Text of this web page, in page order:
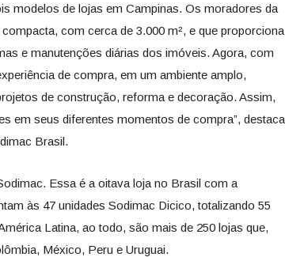
modelos de lojas em Campinas. Os moradores da
com cerca de 3.000 m², e que proporciona
e manutenções diárias dos imóveis. Agora, com
de compra, em um ambiente amplo,
de construção, reforma e decoração. Assim,
em seus diferentes momentos de compra”, destaca
Brasil.
Essa é a oitava loja no Brasil com a
às 47 unidades Sodimac Dicico, totalizando 55
Latina, ao todo, são mais de 250 lojas que,
México, Peru e Uruguai.